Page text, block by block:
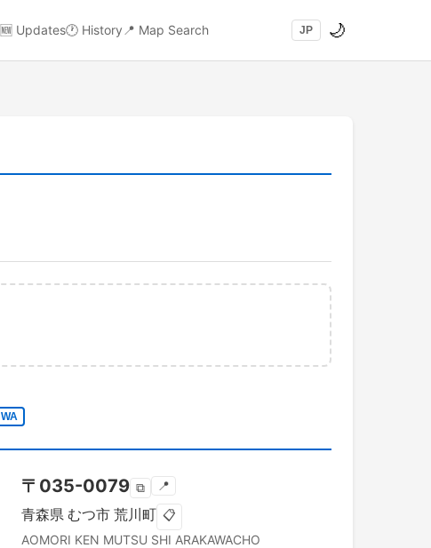
🆕 Updates🕐 History 📍 Map Search JP 🌙
WA
〒 035-0079 ⧉ 📍
青森県 むつ市 荒川町 📋
AOMORI KEN MUTSU SHI ARAKAWACHO